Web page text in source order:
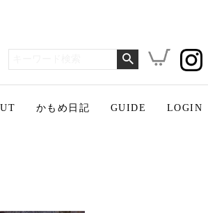
かもめ日記 GUIDE LOGIN